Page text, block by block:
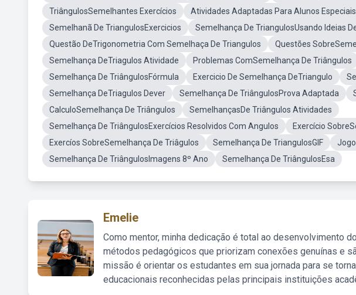
TriângulosSemelhantes Exercícios
Atividades Adaptadas Para Alunos
Semelhanã De TriangulosExercicios
Semelhança De TriangulosUsando Ideias
Questão DeTrigonometria Com Semelhaça De Triangulos
Questões
Semelhança DeTriagulos Atividade
Problemas ComSemelhança De Triângulos
Semelhança De TriângulosFórmula
Exercicio De Semelhança DeTriangulo
Semelhança DeTriagulos Dever
Semelhança De TriângulosProva Adaptada
CalculoSemelhança De Triângulos
SemelhançasDe Triângulos Atividades
Semelhança De TriângulosExercícios Resolvidos Com Angulos
Exercício
Exercíos SobreSemelhança De Triâgulos
Semelhança De TriangulosGIF
Semelhança De TriângulosImagens 8º Ano
Semelhança De TriângulosEsa
Emelie
Como mentor, minha dedicação é total ao desenvolvimento
métodos pedagógicos que priorizam conexões genuínas e
missão é orientar os estudantes em sua jornada para se
educacionais reconhecidas pelas principais instituições